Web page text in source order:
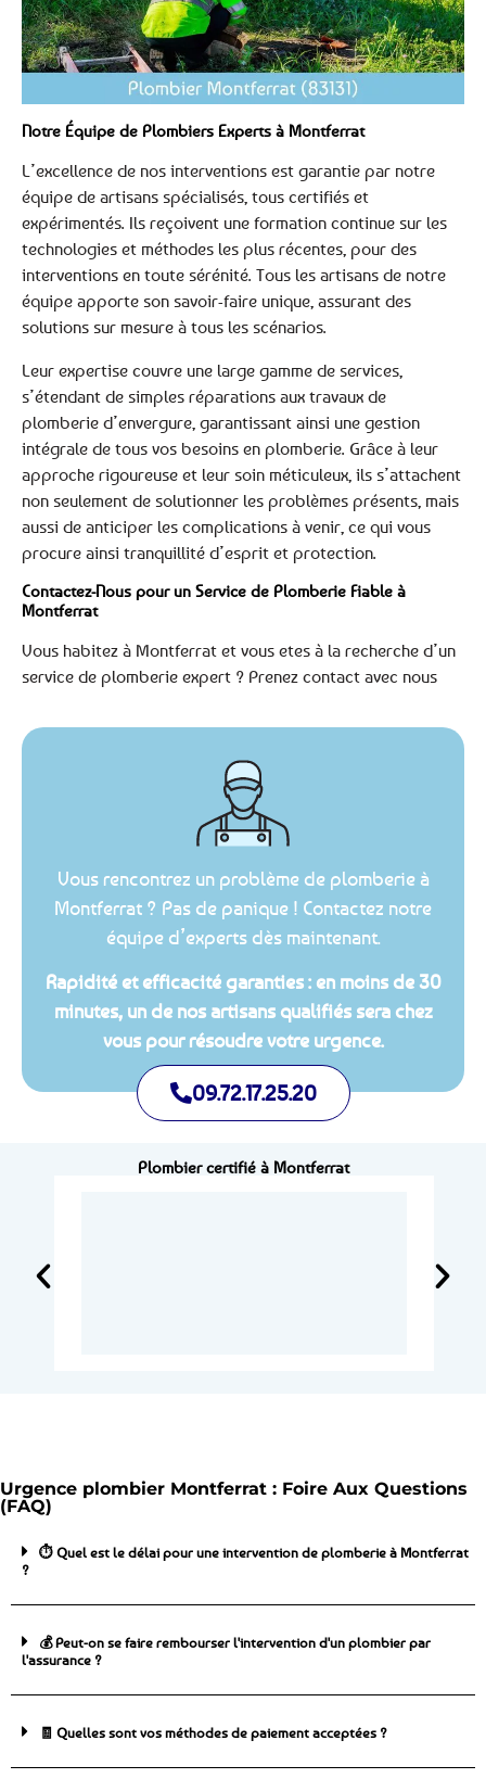
Notre Équipe de Plombiers Experts à Montferrat
L’excellence de nos interventions est garantie par notre
équipe de artisans spécialisés, tous certifiés et
expérimentés. Ils reçoivent une formation continue sur les
technologies et méthodes les plus récentes, pour des
interventions en toute sérénité. Tous les artisans de notre
équipe apporte son savoir-faire unique, assurant des
solutions sur mesure à tous les scénarios.
Leur expertise couvre une large gamme de services,
s’étendant de simples réparations aux travaux de
plomberie d’envergure, garantissant ainsi une gestion
intégrale de tous vos besoins en plomberie. Grâce à leur
approche rigoureuse et leur soin méticuleux, ils s’attachent
non seulement de solutionner les problèmes présents, mais
aussi de anticiper les complications à venir, ce qui vous
procure ainsi tranquillité d’esprit et protection.
Contactez-Nous pour un Service de Plomberie Fiable à
Montferrat
Vous habitez à Montferrat et vous etes à la recherche d’un
service de plomberie expert ? Prenez contact avec nous
Vous rencontrez un problème de plomberie à
Montferrat ? Pas de panique ! Contactez notre
équipe d’experts dès maintenant.
Rapidité et efficacité garanties : en moins de 30
minutes, un de nos artisans qualifiés sera chez
vous pour résoudre votre urgence.
09.72.17.25.20
Plombier certifié à Montferrat
Urgence plombier Montferrat : Foire Aux Questions
(FAQ)
⏱️ Quel est le délai pour une intervention de plomberie à Montferrat
?
💰 Peut-on se faire rembourser l'intervention d'un plombier par
l'assurance ?
🧾 Quelles sont vos méthodes de paiement acceptées ?